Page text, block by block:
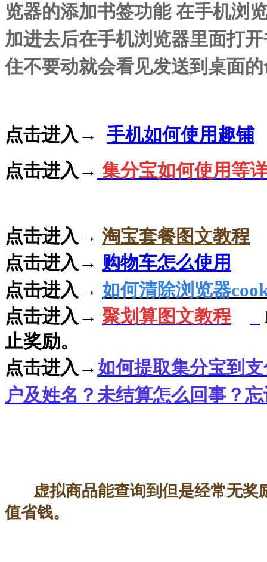
览器的添加书签功能 在手机浏
加进去后在手机浏览器里面打
住不要动就会看见发送到桌面
点击进入→
手机如何使用趣铺
点击进入→ 集分宝如何使用等
点击进入 → 淘宝套餐图文教程
点击进入→ 购物车怎么使用
点击进入→ 如何清除浏览器
点击进入→ 聚划算图文教程
止奖励。
点击进入→如何提取集分宝到
户及姓名？未结算怎么回事？
虚拟商品能查询到但是经常无奖
值省钱。